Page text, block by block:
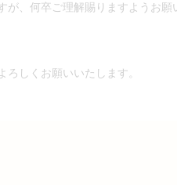
、何卒ご理解賜りますようお願
しくお願いいたします。